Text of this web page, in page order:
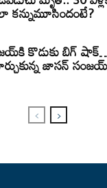
కన్నుమూసిందంటే?
కొడుకు బిగ్
జాసన్